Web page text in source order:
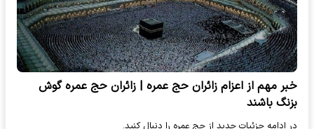
خبر مهم از اعزام زائران حج عمره | زائران حج عمره گوش
بزنگ باشند
در ادامه جزئیات جدید از حج عمره را دنبال کنید.